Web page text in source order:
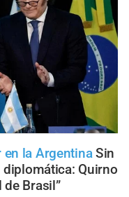
en la Argentina Sin
Quirno
Brasil”